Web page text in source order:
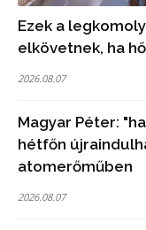
Ezek a
elkövetnek, ha
2026.08.07
Magyar Péter:
hétfőn
atomerőműben
2026.08.07